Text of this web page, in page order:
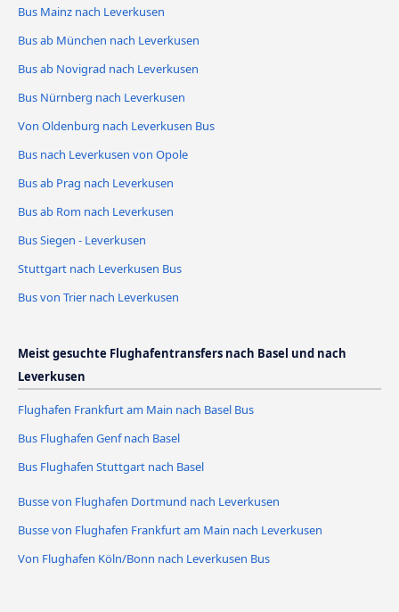
Bus Mainz nach Leverkusen
Bus ab München nach Leverkusen
Bus ab Novigrad nach Leverkusen
Bus Nürnberg nach Leverkusen
Von Oldenburg nach Leverkusen Bus
Bus nach Leverkusen von Opole
Bus ab Prag nach Leverkusen
Bus ab Rom nach Leverkusen
Bus Siegen - Leverkusen
Stuttgart nach Leverkusen Bus
Bus von Trier nach Leverkusen
Meist gesuchte Flughafentransfers nach Basel und nach
Leverkusen
Flughafen Frankfurt am Main nach Basel Bus
Bus Flughafen Genf nach Basel
Bus Flughafen Stuttgart nach Basel
Busse von Flughafen Dortmund nach Leverkusen
Busse von Flughafen Frankfurt am Main nach Leverkusen
Von Flughafen Köln/Bonn nach Leverkusen Bus